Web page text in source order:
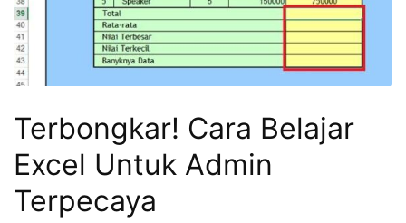
Terbongkar! Cara Belajar
Excel Untuk Admin
Terpecaya